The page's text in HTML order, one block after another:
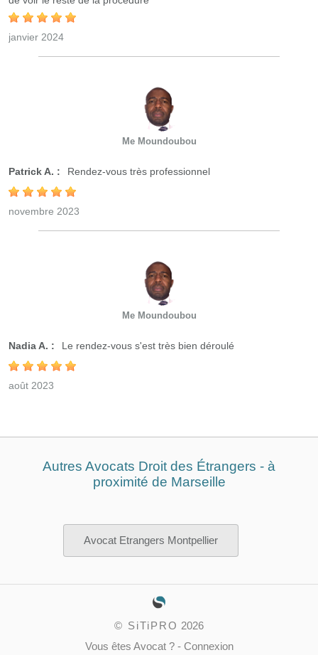
janvier 2024
Me Moundoubou
Patrick A. : Rendez-vous très professionnel
novembre 2023
Me Moundoubou
Nadia A. : Le rendez-vous s'est très bien déroulé
août 2023
Autres Avocats Droit des Étrangers - à
proximité de Marseille
Avocat Etrangers Montpellier
© SiTiPRO 2026
Vous êtes Avocat ?- Connexion